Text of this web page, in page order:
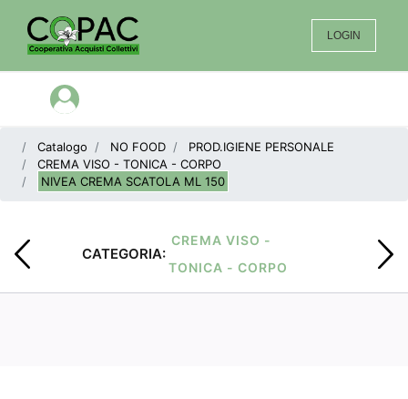
LOGIN
Open menu
Catalogo NO FOOD
PROD.IGIENE PERSONALE
CREMA VISO - TONICA - CORPO
NIVEA CREMA SCATOLA ML 150
CATEGORIA:
CREMA VISO -
TONICA - CORPO